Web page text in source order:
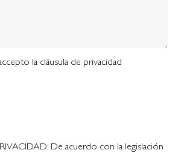
la cláusula de privacidad
De acuerdo con la legislación